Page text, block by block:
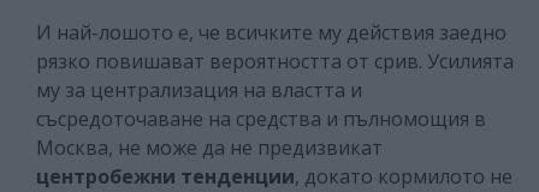
И най-лошото е, че всичките му действия заедно
рязко повишават вероятността от срив. Усилията
му за централизация на властта и
съсредоточаване на средства и пълномощия в
Москва, не може да не предизвикат
центробежни тенденции, докато кормилото не